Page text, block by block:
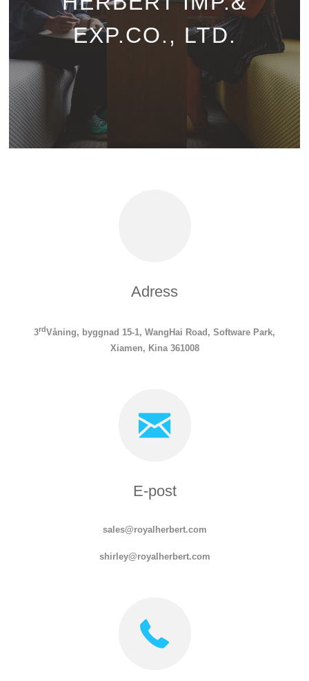
EXP.CO., LTD.
Adress
3rdVåning, byggnad 15-1, WangHai Road, Software Park,
Xiamen, Kina 361008
E-post
sales@royalherbert.com
shirley@royalherbert.com